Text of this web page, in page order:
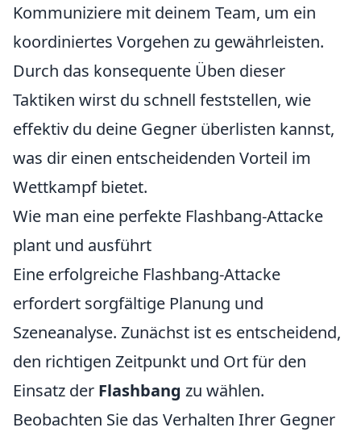
Kommuniziere mit deinem Team, um ein
koordiniertes Vorgehen zu gewährleisten.
Durch das konsequente Üben dieser
Taktiken wirst du schnell feststellen, wie
effektiv du deine Gegner überlisten kannst,
was dir einen entscheidenden Vorteil im
Wettkampf bietet.
Wie man eine perfekte Flashbang-Attacke
plant und ausführt
Eine erfolgreiche Flashbang-Attacke
erfordert sorgfältige Planung und
Szeneanalyse. Zunächst ist es entscheidend,
den richtigen Zeitpunkt und Ort für den
Einsatz der Flashbang zu wählen.
Beobachten Sie das Verhalten Ihrer Gegner